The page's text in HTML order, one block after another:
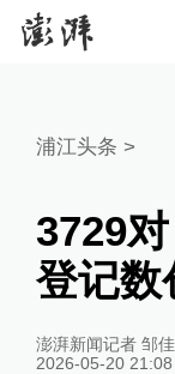
浦江头条 >
3729
登记数
澎湃新闻记者 邹
2026-05-20 21:08